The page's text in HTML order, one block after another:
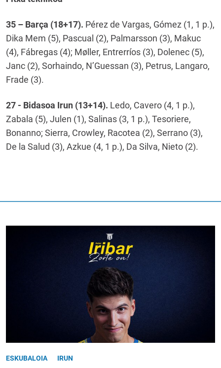
35 – Barça (18+17). Pérez de Vargas, Gómez (1, 1 p.),
Dika Mem (5), Pascual (2), Palmarsson (3), Makuc
(4), Fábregas (4); Møller, Entrerríos (3), Dolenec (5),
Janc (2), Sorhaindo, N’Guessan (3), Petrus, Langaro,
Frade (3).
27 - Bidasoa Irun (13+14). Ledo, Cavero (4, 1 p.),
Zabala (5), Julen (1), Salinas (3, 1 p.), Tesoriere,
Bonanno; Sierra, Crowley, Racotea (2), Serrano (3),
De la Salud (3), Azkue (4, 1 p.), Da Silva, Nieto (2).
ESKUBALOIA IRUN